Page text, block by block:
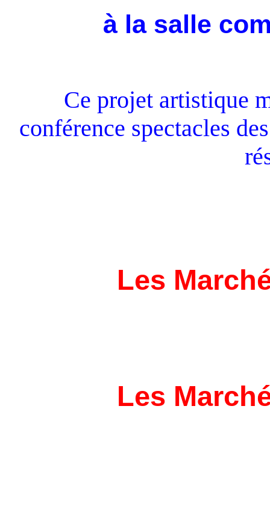
à la salle
Ce projet artistique
conférence spectacles
Les
Les